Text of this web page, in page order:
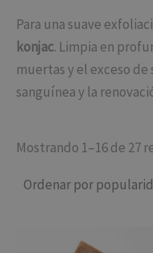
Para una suave
konjac. Limpia en
muertas y el exceso
sanguínea y la
Mostrando 1–16 de 27